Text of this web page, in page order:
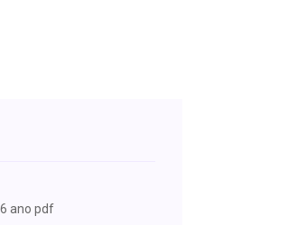
ano pdf